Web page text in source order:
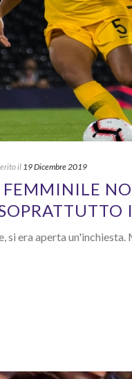
il19 Dicembre 2019
si era aperta